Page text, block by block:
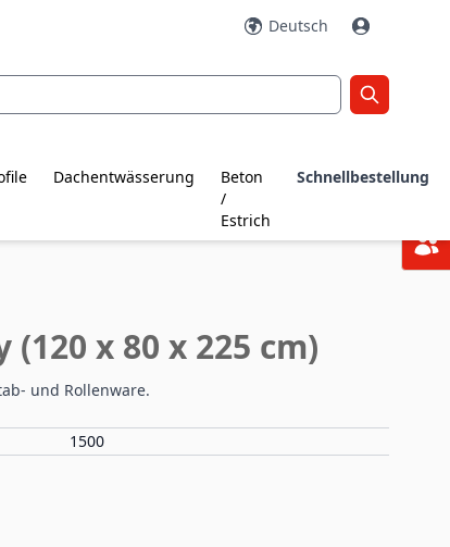
Deutsch
Dachentwässerung
Beton
/
Estrich
Schnellbestellung
x 80 x 225 cm)
und Rollenware.
1500